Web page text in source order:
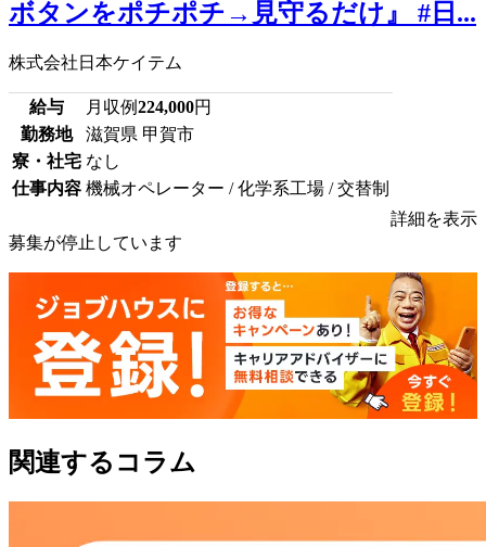
ボタンをポチポチ→見守るだけ』 #日...
株式会社日本ケイテム
給与 月収例224,000円
勤務地
滋賀県 甲賀市
寮・社宅 なし
仕事内容 機械オペレーター / 化学系工場 / 交替制
詳細を表示
募集が停止しています
関連するコラム